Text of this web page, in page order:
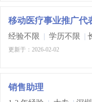
移动医疗事业推广代
经验不限 | 学历不限 |
更新于：2026-02-02
销售助理